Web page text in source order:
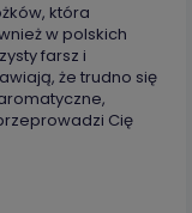
która
w polskich
farsz i
że trudno się
Cię